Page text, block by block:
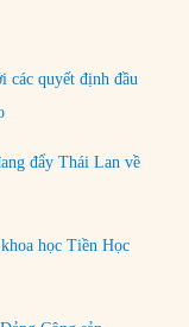
các quyết định đầu
đẩy Thái Lan về
học Tiền Học